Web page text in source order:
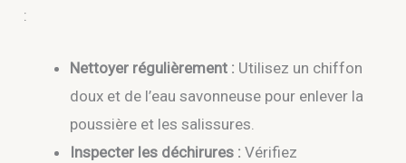
:
Nettoyer régulièrement : Utilisez un chiffon
doux et de l’eau savonneuse pour enlever la
poussière et les salissures.
Inspecter les déchirures : Vérifiez